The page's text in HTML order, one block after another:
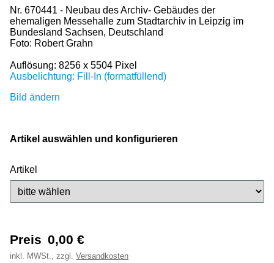
Nr. 670441 - Neubau des Archiv- Gebäudes der
ehemaligen Messehalle zum Stadtarchiv in Leipzig im
Bundesland Sachsen, Deutschland
Foto: Robert Grahn
Auflösung: 8256 x 5504 Pixel
Ausbelichtung: Fill-In (formatfüllend)
Bild ändern
Artikel auswählen und konfigurieren
Artikel
Preis 0,00 €
inkl. MWSt., zzgl. Versandkosten